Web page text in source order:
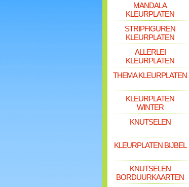
MANDALA
KLEURPLATEN
STRIPFIGUREN
KLEURPLATEN
ALLERLEI
KLEURPLATEN
THEMA KLEURPLATEN
KLEURPLATEN
WINTER
KNUTSELEN
KLEURPLATEN BIJBEL
KNUTSELEN
BORDUURKAARTEN